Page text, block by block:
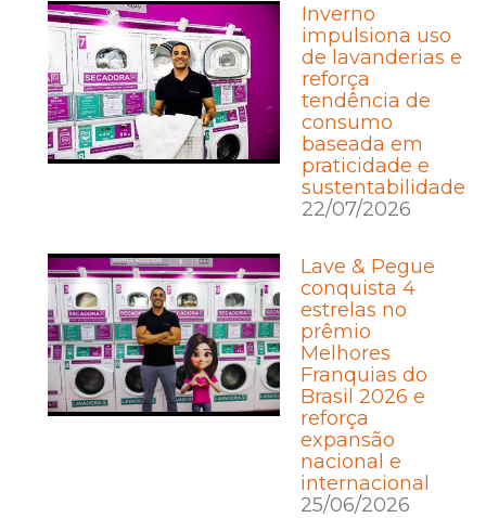
Inverno
impulsiona uso
de lavanderias e
reforça
tendência de
consumo
baseada em
praticidade e
sustentabilidade
22/07/2026
Lave & Pegue
conquista 4
estrelas no
prêmio
Melhores
Franquias do
Brasil 2026 e
reforça
expansão
nacional e
internacional
25/06/2026